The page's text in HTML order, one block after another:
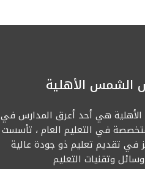
الشمس الأهلية
هي أحد أعرق المدارس في
في التعليم العام ، تأسست
وتتميز في تقديم تعليم ذو جودة عالية
وتقنيات التعليم